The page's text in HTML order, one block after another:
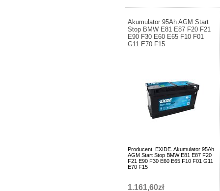
Akumulator 95Ah AGM Start
Stop BMW E81 E87 F20 F21
E90 F30 E60 E65 F10 F01
G11 E70 F15
Producent: EXIDE. Akumulator 95Ah
AGM Start Stop BMW E81 E87 F20
F21 E90 F30 E60 E65 F10 F01 G11
E70 F15
1.161,60zł